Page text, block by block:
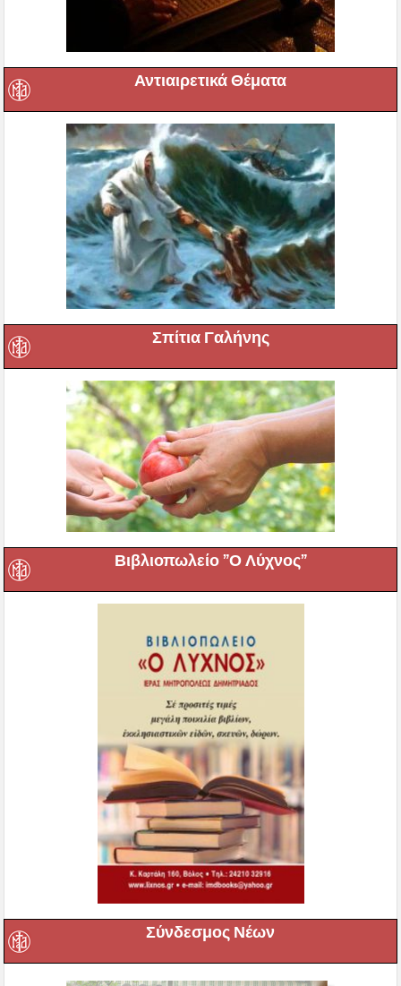
Αντιαιρετικά Θέματα
Σπίτια Γαλήνης
Βιβλιοπωλείο ”Ο Λύχνος”
Σύνδεσμος Νέων